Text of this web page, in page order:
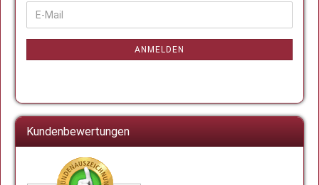
WEITER
ZUR
NEWSLETTER-
E-
Mail
ANMELDEN
Kundenbewertungen